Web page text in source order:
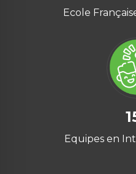
Ecole
Equipes en